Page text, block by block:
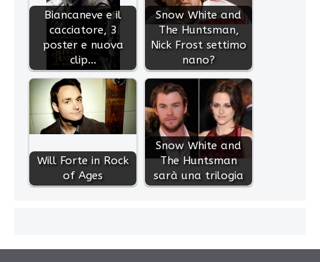
Biancaneve e il
cacciatore, 3
poster e nuova
clip…
Snow White and
The Huntsman,
Nick Frost settimo
nano?
Will Forte in Rock
of Ages
Snow White and
The Huntsman
sarà una trilogia